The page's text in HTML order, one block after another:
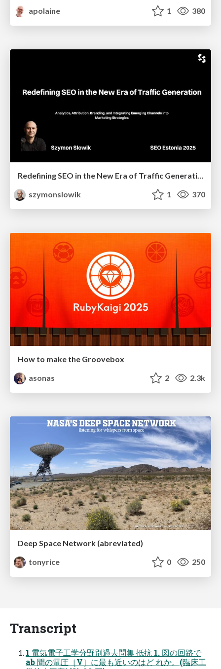
apolaine
1 380
Redefining SEO in the New Era of Traffic Generation
szymonslowik
1 370
How to make the Groovebox
asonas
2 2.3k
Deep Space Network (abreviated)
tonyrice
0 250
Transcript
1 電気電子工学分野別過去問集 抵抗 1. 図の回路で
ab 間の電圧［V］に最も近いのはど れか。(臨床工